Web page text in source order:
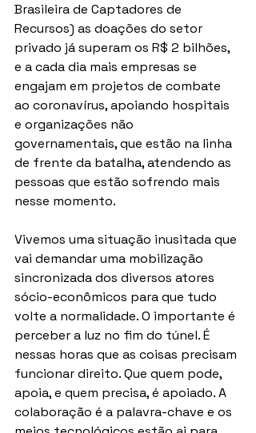
Brasileira de Captadores de
Recursos) as doações do setor
privado já superam os R$ 2 bilhões,
e a cada dia mais empresas se
engajam em projetos de combate
ao coronavírus, apoiando hospitais
e organizações não
governamentais, que estão na linha
de frente da batalha, atendendo as
pessoas que estão sofrendo mais
nesse momento.
Vivemos uma situação inusitada que
vai demandar uma mobilização
sincronizada dos diversos atores
sócio-econômicos para que tudo
volte a normalidade. O importante é
perceber a luz no fim do túnel. É
nessas horas que as coisas precisam
funcionar direito. Que quem pode,
apoia, e quem precisa, é apoiado. A
colaboração é a palavra-chave e os